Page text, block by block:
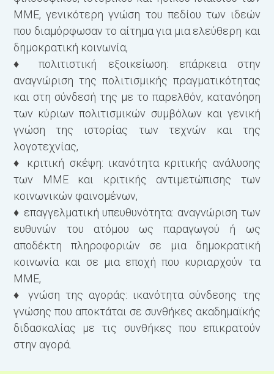
ΜΜΕ, γενικότερη γνώση του πεδίου των ιδεών
που διαμόρφωσαν το αίτημα για μια ελεύ­θερη και
δημοκρατική κοινωνία,
♦ πολιτιστική εξοικείωση: επάρκεια στην
αναγνώριση της πολι­τισμικής πραγματικότητας
και στη σύνδεσή της με το παρελθόν, κατανόηση
των κύριων πολιτισμικών συμβόλων και γενι­κή
γνώση της ιστορίας των τεχνών και της
λογοτεχνίας,
♦ κριτική σκέψη: ικανότητα κριτικής ανάλυσης
των ΜΜΕ και κριτικής αντιμετώπισης των
κοινωνικών φαινομένων,
♦ επαγγελματική υπευθυνότητα: αναγνώριση των
ευθυνών του ατόμου ως παραγωγού ή ως
αποδέκτη πληροφοριών σε μια δημοκρατική
κοινωνία και σε μια εποχή που κυριαρχούν τα
ΜΜΕ,
♦ γνώση της αγοράς: ικανότητα σύνδεσης της
γνώσης που απο­κτάται σε συνθήκες ακαδημαϊκής
διδασκαλίας με τις συνθήκες που επικρατούν
στην αγορά.